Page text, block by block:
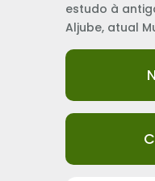
estudo à
Aljube, atual